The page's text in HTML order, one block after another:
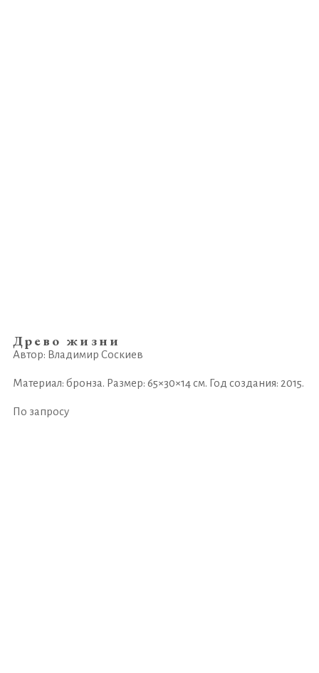
Древо жизни
Автор: Владимир Соскиев
Материал: бронза. Размер: 65×30×14 см. Год создания: 2015.
По запросу